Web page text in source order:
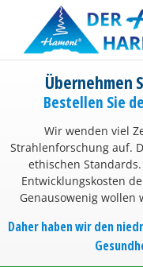
content
Übernehmen
Bestellen Sie
Wir wenden viel
Strahlenforschung auf.
ethischen
Entwicklungskosten
Genausowenig
Daher haben wir den